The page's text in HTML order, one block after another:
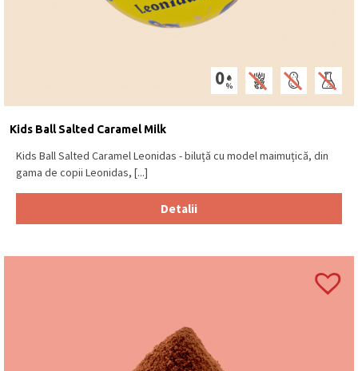
Kids Ball Salted Caramel Milk
Kids Ball Salted Caramel Leonidas - biluță cu model maimuțică, din
gama de copii Leonidas, [...]
Detalii